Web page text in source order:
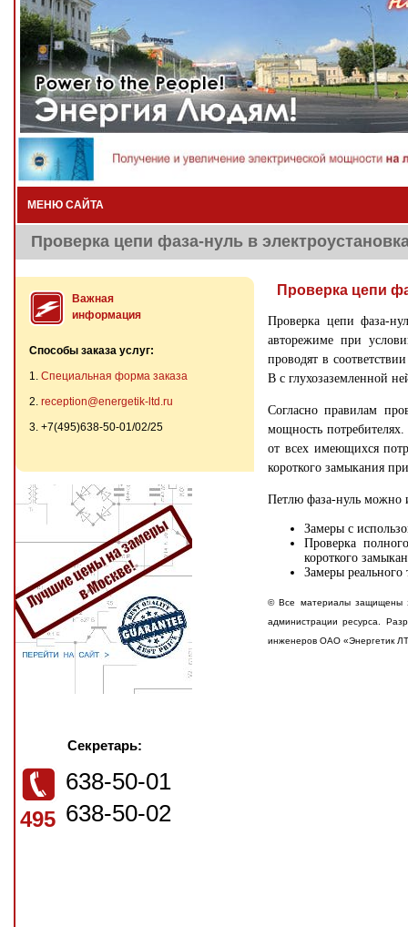
МЕНЮ САЙТА
Проверка цепи фаза-нуль в
Важная
информация
Способы заказа услуг:
1. Специальная форма заказа
2. reception@energetik-ltd.ru
3. +7(495)638-50-01/02/25
Секретарь:
495
638-50-01
638-50-02
Проверка цепи
Проверка цепи фаза-
авторежиме при
проводят в
В с глухозаземленной
Согласно правилам
мощность потребителях.
от всех имеющихся
короткого замыкания
Петлю фаза-нуль можно
Замеры с
Проверка
короткого
Замеры
© Все материалы защищены
администрации ресурса.
инженеров ОАО «Энергетик